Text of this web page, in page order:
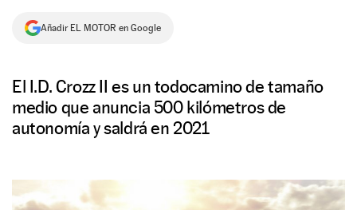
NEWSLETTER
Añadir EL MOTOR en Google
El I.D. Crozz II es un todocamino de tamaño
medio que anuncia 500 kilómetros de
autonomía y saldrá en 2021